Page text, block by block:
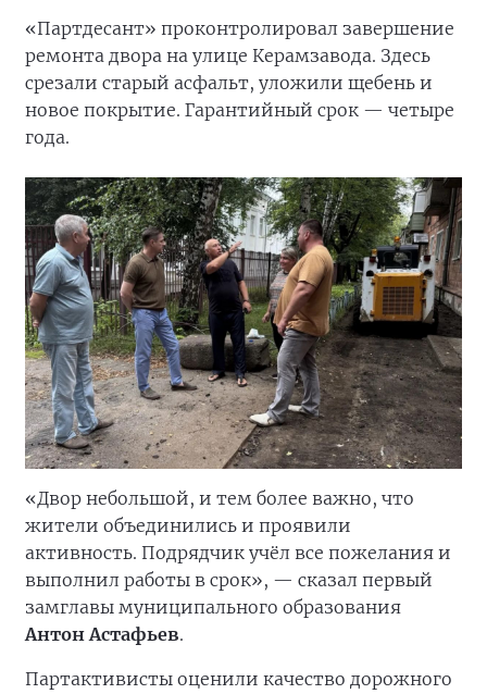
«Партдесант» проконтролировал завершение
ремонта двора на улице Керамзавода. Здесь
срезали старый асфальт, уложили щебень и
новое покрытие. Гарантийный срок — четыре
года.
«Двор небольшой, и тем более важно, что
жители объединились и проявили
активность. Подрядчик учёл все пожелания и
выполнил работы в срок», — сказал первый
замглавы муниципального образования
Антон Астафьев.
Партактивисты оценили качество дорожного